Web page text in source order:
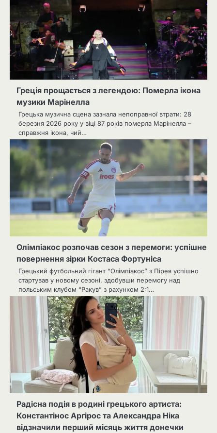
Греція прощається з легендою: Померла ікона
музики Марінелла
Грецька музична сцена зазнала непоправної втрати: 28
березня 2026 року у віці 87 років померла Марінелла –
справжня ікона, чий…
Олімпіакос розпочав сезон з перемоги: успішне
повернення зірки Костаса Фортуніса
Грецький футбольний гігант “Олімпіакос” з Пірея успішно
стартував у новому сезоні, здобувши перемогу над
польським клубом “Ракув” з рахунком 2:1…
Радісна подія в родині грецького артиста:
Константінос Аргірос та Александра Ніка
відзначили перший місяць життя донечки